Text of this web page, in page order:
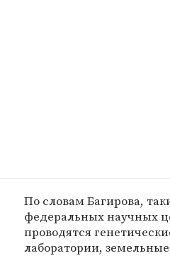
По словам Багирова,
федеральных научных
проводятся
лаборатории,